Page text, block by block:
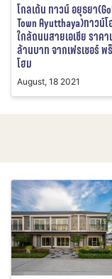
โกลเด้น ทาวน์ อยุธยา
Town Ayutthaya)ทาวน์
ใกล้ถนนสายเอเชีย ราคา
ล้านบาท จากเฟรเซอร์ พ
โฮม
August, 18 2021